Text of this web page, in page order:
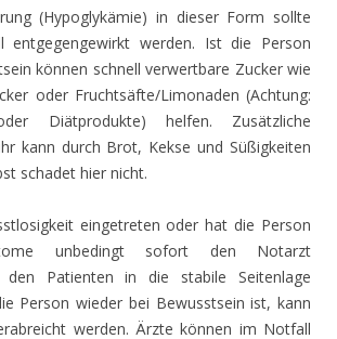
(Hypoglykämie) in dieser Form sollte
entgegengewirkt werden. Ist die Person
können schnell verwertbare Zucker wie
oder Fruchtsäfte/Limonaden (Achtung:
Diätprodukte) helfen. Zusätzliche
kann durch Brot, Kekse und Süßigkeiten
schadet hier nicht.
eingetreten oder hat die Person
unbedingt sofort den Notarzt
den Patienten in die stabile Seitenlage
Person wieder bei Bewusstsein ist, kann
werden. Ärzte können im Notfall